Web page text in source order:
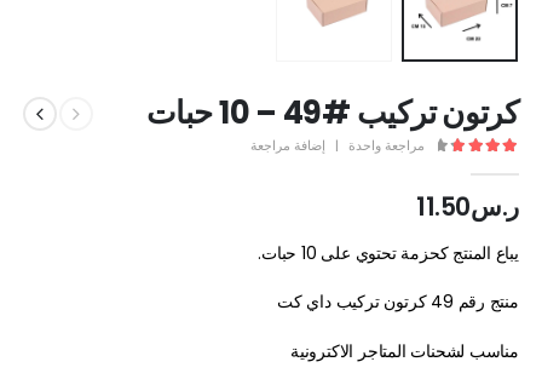
كرتون تركيب #49 – 10 حبات
مراجعة واحدة | إضافة مراجعة
ر.س11.50
يباع المنتج كحزمة تحتوي على 10 حبات.
منتج رقم 49 كرتون تركيب داي كت
مناسب لشحنات المتاجر الاكترونية